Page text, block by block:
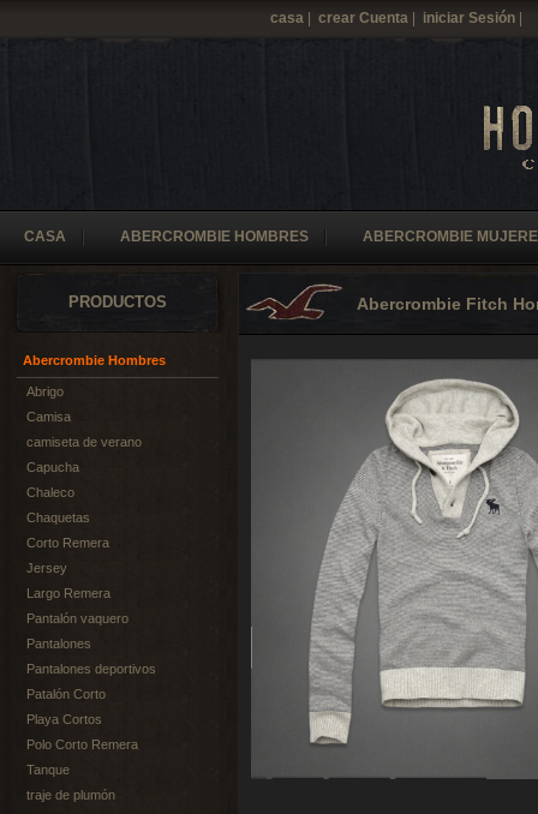
casa crear Cuenta iniciar Sesión
CASA ABERCROMBIE HOMBRES ABERCROMBIE
PRODUCTOS
Abercrombie Hombres
Abrigo
Camisa
camiseta de verano
Capucha
Chaleco
Chaquetas
Corto Remera
Jersey
Largo Remera
Pantalón vaquero
Pantalones
Pantalones deportivos
Patalón Corto
Playa Cortos
Polo Corto Remera
Tanque
traje de plumón
Abercrombie Fitch